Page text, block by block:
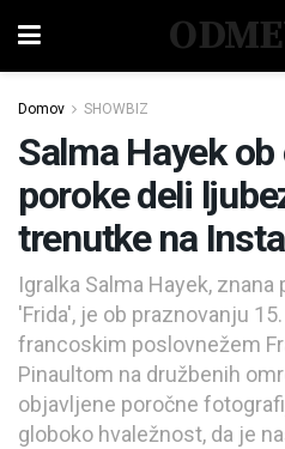
Domov SHOWBIZ
Salma Hayek
poroke deli
trenutke na
Igralka Salma Hayek,
'Frida', je ob praznovanju
francoskim poslovnežem
Pinaultom na družbenih
objavljene poročne
globoko hvaležnost, da je